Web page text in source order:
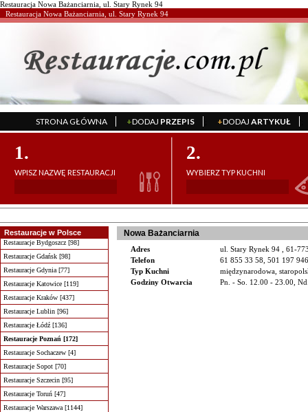
Restauracja Nowa Bażanciarnia, ul. Stary Rynek 94
Restauracja Nowa Bażanciarnia, ul. Stary Rynek 94
STRONA GŁÓWNA +DODAJ PRZEPIS +DODAJ ARTYKUŁ
1.
WPISZ NAZWĘ RESTAURACJI
2.
WYBIERZ TYP KUCHNI
Restauracje w Polsce
Restauracje Bydgoszcz [98]
Restauracje Gdańsk [98]
Restauracje Gdynia [77]
Restauracje Katowice [119]
Restauracje Kraków [437]
Restauracje Lublin [96]
Restauracje Łódź [136]
Restauracje Poznań [172]
Restauracje Sochaczew [4]
Restauracje Sopot [70]
Restauracje Szczecin [95]
Restauracje Toruń [47]
Restauracje Warszawa [1144]
Nowa Bażanciarnia
Adres
ul. Stary Rynek 94 , 61-
Telefon
61 855 33 58, 501 197 946
Typ Kuchni
międzynarodowa,
Godziny Otwarcia
Pn. - So. 12.00 - 23.00,